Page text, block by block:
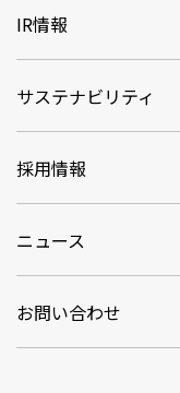
IR情報
サステナビリティ
採用情報
ニュース
お問い合わせ